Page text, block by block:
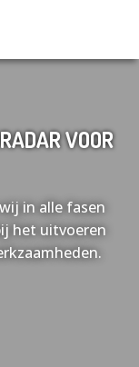
VOOR
in alle fasen
het uitvoeren